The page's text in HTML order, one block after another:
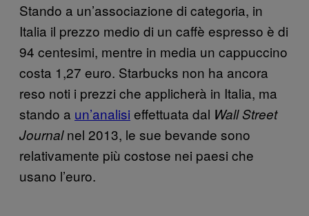
Stando a un’associazione di categoria, in
Italia il prezzo medio di un caffè espresso è di
94 centesimi, mentre in media un cappuccino
costa 1,27 euro. Starbucks non ha ancora
reso noti i prezzi che applicherà in Italia, ma
stando a un’analisi effettuata dal Wall Street
Journalnel 2013, le sue bevande sono
relativamente più costose nei paesi che
usano l’euro.